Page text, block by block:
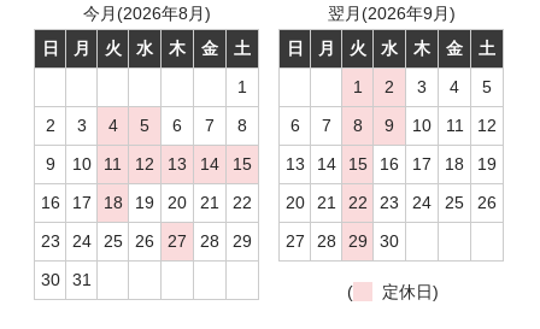
今月(2026年8月)
日
月 火 水 木 金
土
1
2
3 4 5 6 7
8
9
10 11 12 13 14
15
16
17 18 19 20 21
22
23
24 25 26 27 28
29
30
31
翌月(2026年9月)
日
月 火 水 木 金
土
1
2 3 4
5
6
7 8 9 10 11
12
13
14 15 16 17 18
19
20
21 22 23 24 25
26
27
28 29 30
( 定休日)